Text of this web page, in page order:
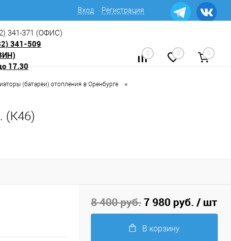
Вход Регистрация
341-371 (ОФИС)
341-509
17.30
0 0 0
(батареи) отопления в Оренбурге •
(К46)
8 400 руб.7 980 руб. / шт
В корзину